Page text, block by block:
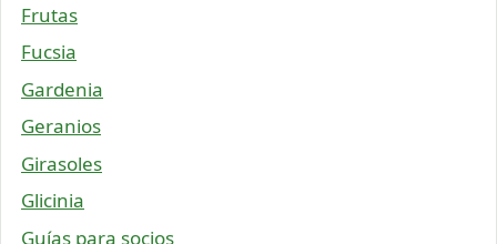
Frutas
Fucsia
Gardenia
Geranios
Girasoles
Glicinia
Guías para socios